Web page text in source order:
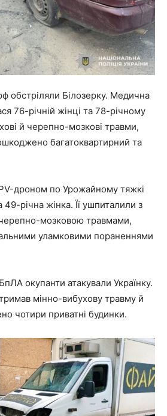
обстріляли Білозерку. Медична
76-річній жінці та 78-річному
й черепно-мозкові травми,
багатоквартирний та
дроном по Урожайному тяжкі
річна жінка. Її ушпиталили з
мозковою травмами,
уламковими пораненнями
окупанти атакували Українку.
мінно-вибухову травму й
чотири приватні будинки.